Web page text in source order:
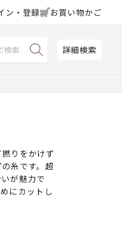
ン・登録 お買い物かご
詳細検索
りをかけず
糸です。超
が魅力で
にカットし